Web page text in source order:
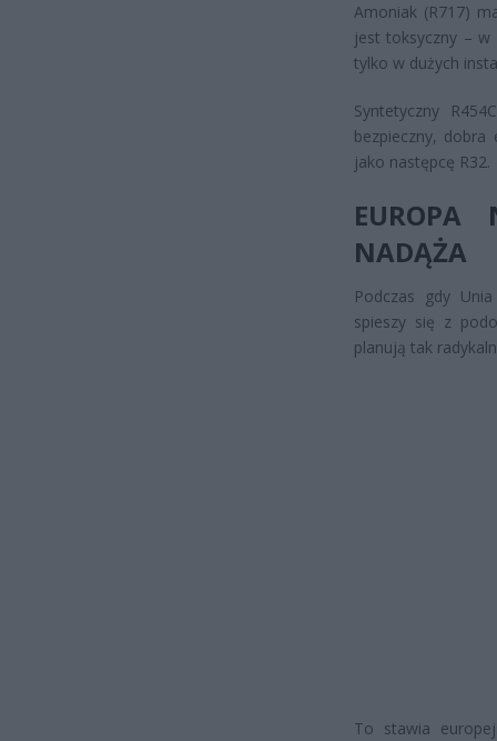
Amoniak (R717)
jest toksyczny – w
tylko w dużych
Syntetyczny
bezpieczny, dobra
jako następcę R32.
EUROPA
NADĄŻA
Podczas gdy
spieszy się z
planują tak
To stawia